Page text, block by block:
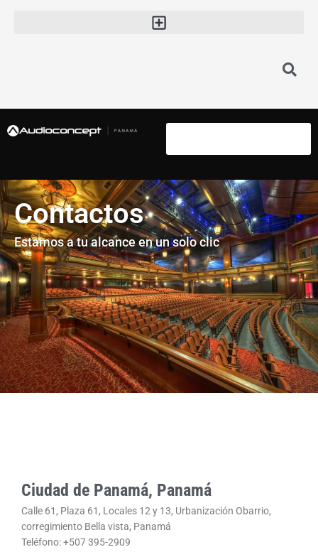
Contactos
Estamos a tu alcance en un solo clic
Ciudad de Panamá, Panamá
Calle 61, Plaza 61, Locales 12 y 13, Urbanización Obarrio,
corregimiento Bella vista, Panamá
Teléfono: +507 395-2909